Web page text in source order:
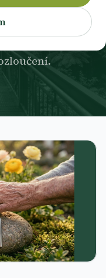
Zodpovíme